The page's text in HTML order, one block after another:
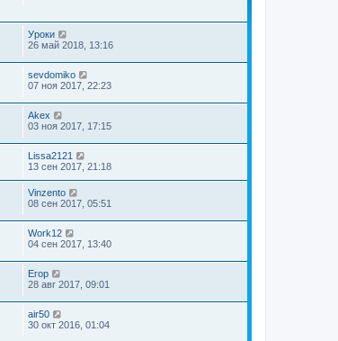
Уроки
26 май 2018, 13:16
sevdomiko
07 ноя 2017, 22:23
Akex
03 ноя 2017, 17:15
Lissa2121
13 сен 2017, 21:18
Vinzento
08 сен 2017, 05:51
Work12
04 сен 2017, 13:40
Егор
28 авг 2017, 09:01
air50
30 окт 2016, 01:04